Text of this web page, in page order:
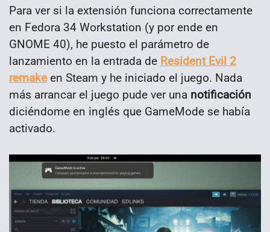
Para ver si la extensión funciona correctamente
en Fedora 34 Workstation (y por ende en
GNOME 40), he puesto el parámetro de
lanzamiento en la entrada de Resident Evil 2
remakeen Steam y he iniciado el juego. Nada
más arrancar el juego pude ver una notificación
diciéndome en inglés que GameMode se había
activado.